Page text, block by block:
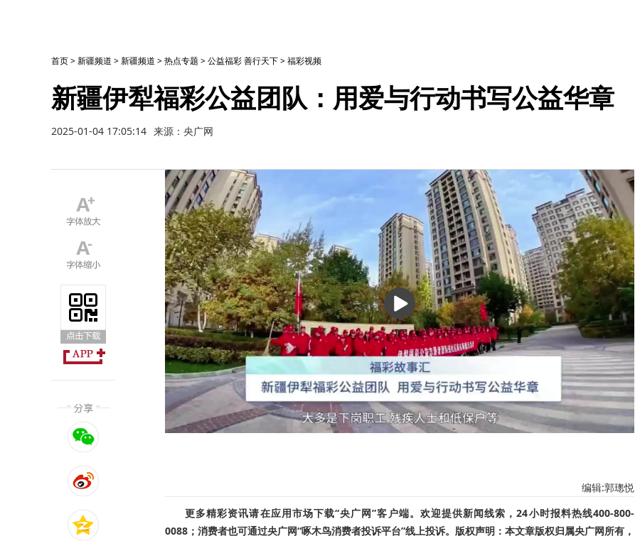
首页>新疆频道 >新疆频道 >热点专题 >公益福彩 善行天下>福彩视频
新疆伊犁福彩公益团队：用爱与行动书写公益华章
2025-01-04 17:05:14 来源：央广网
播
放
编辑:郭璁悦
更多精彩资讯请在应用市场下载“央广网”客户端。欢迎提供新闻线索，24小时报料热线400-800-
0088；消费者也可通过央广网“啄木鸟消费者投诉平台”线上投诉。版权声明：本文章版权归属央广网所有，